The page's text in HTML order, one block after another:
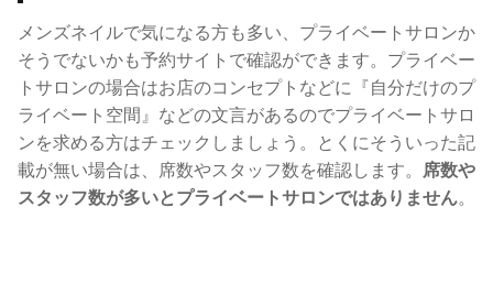
メンズネイルで気になる方も多い、プライベートサロンか
そうでないかも予約サイトで確認ができます。 プライベー
トサロンの場合はお店のコンセプトなどに『自分だけのプ
ライベート空間』などの文言があるのでプライベートサロ
ンを求める方はチェックしましょう。
とくにそういった記
載が無い場合は、席数やスタッフ数を確認します。 席数や
スタッフ数が多いとプライベートサロンではありません。